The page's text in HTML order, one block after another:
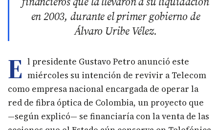
en 2003, durante el primer gobierno de
Álvaro Uribe Vélez.
E l presidente Gustavo Petro anunció este
miércoles su intención de revivir a Telecom
como empresa nacional encargada de operar la
red de fibra óptica de Colombia, un proyecto que
—según explicó— se financiaría con la venta de las